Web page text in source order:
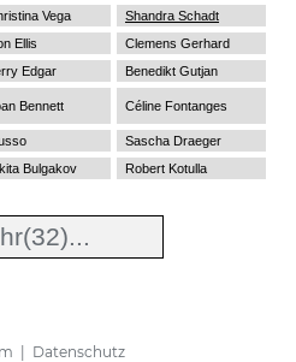
Vega
Shandra Schadt
Ellis
Clemens Gerhard
Edgar
Benedikt Gutjan
Bennett Céline Fontanges
Sascha Draeger
Bulgakov Robert Kotulla
(32)...
Datenschutz